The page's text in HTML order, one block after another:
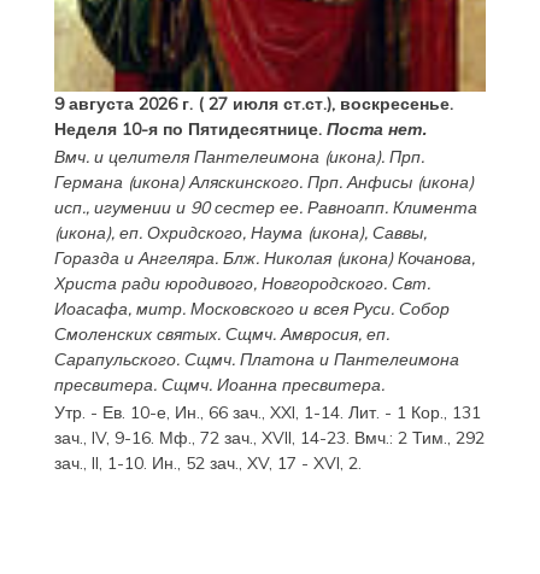
9 августа 2026 г. ( 27 июля ст.ст.), воскресенье.
Неделя 10-я по Пятидесятнице. Поста нет.
Вмч. и целителя Пантелеимона(икона). Прп.
Германа(икона) Аляскинского. Прп.Анфисы(икона)
исп., игумении и 90 сестер ее. Равноапп. Климента
(икона), еп. Охридского, Наума(икона), Саввы,
ГораздаиАнгеляра. Блж. Николая(икона) Кочанова,
Христа ради юродивого, Новгородского. Свт.
Иоасафа, митр. Московского и всея Руси. Собор
Смоленских святых. Сщмч.Амвросия, еп.
Сарапульского. Сщмч. Платонаи Пантелеимона
пресвитера. Сщмч. Иоаннапресвитера.
Утр. - Ев. 10-е, Ин., 66 зач., XXI, 1-14. Лит. - 1 Кор., 131
зач., IV, 9-16. Мф., 72 зач., XVII, 14-23. Вмч.: 2 Тим., 292
зач., II, 1-10. Ин., 52 зач., XV, 17 - XVI, 2.